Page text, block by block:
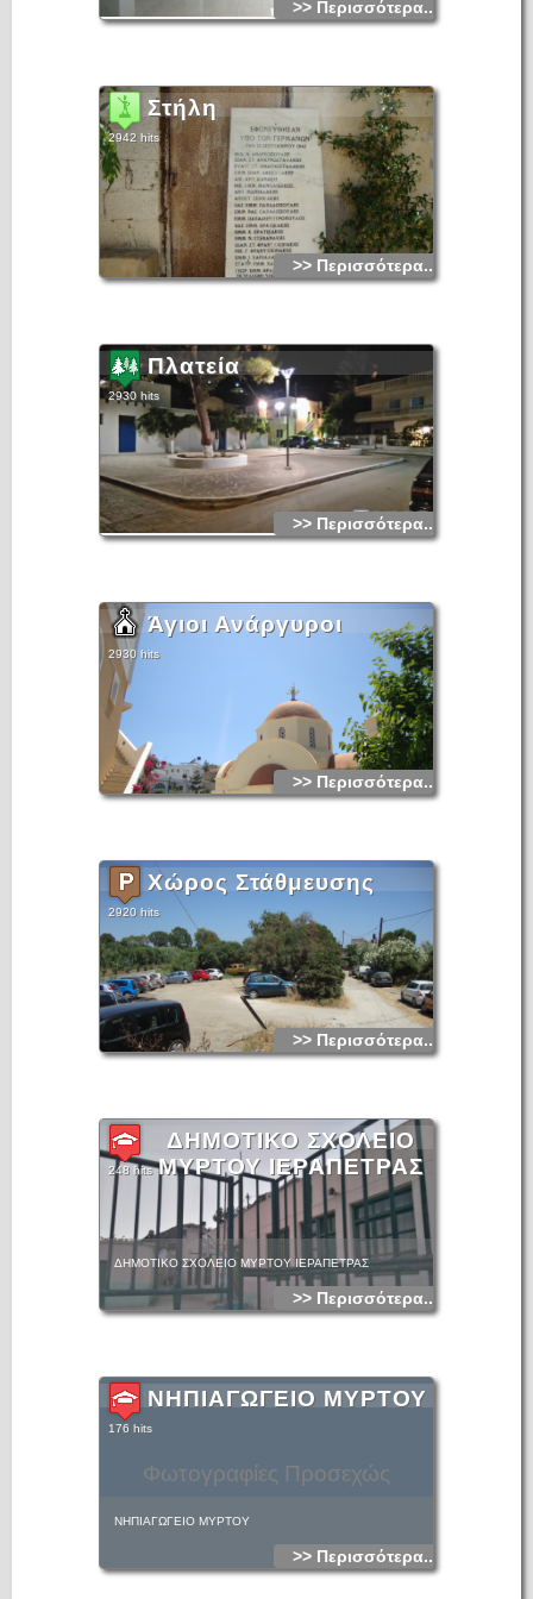
>> Περισσότερα...
Στήλη
2942 hits
>> Περισσότερα...
Πλατεία
2930 hits
>> Περισσότερα...
Άγιοι Ανάργυροι
2930 hits
>> Περισσότερα...
Χώρος Στάθμευσης
2920 hits
>> Περισσότερα...
ΔΗΜΟΤΙΚΟ ΣΧΟΛΕΙΟ
ΜΥΡΤΟΥ ΙΕΡΑΠΕΤΡΑΣ
248 hits
ΔΗΜΟΤΙΚΟ ΣΧΟΛΕΙΟ ΜΥΡΤΟΥ ΙΕΡΑΠΕΤΡΑΣ
>> Περισσότερα...
Φωτογραφίες Προσεχώς
ΝΗΠΙΑΓΩΓΕΙΟ ΜΥΡΤΟΥ
176 hits
ΝΗΠΙΑΓΩΓΕΙΟ ΜΥΡΤΟΥ
>> Περισσότερα...